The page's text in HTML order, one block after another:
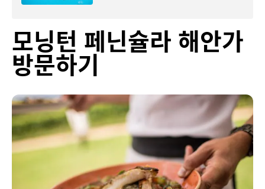
모닝턴 페닌슐라 해안가
방문하기